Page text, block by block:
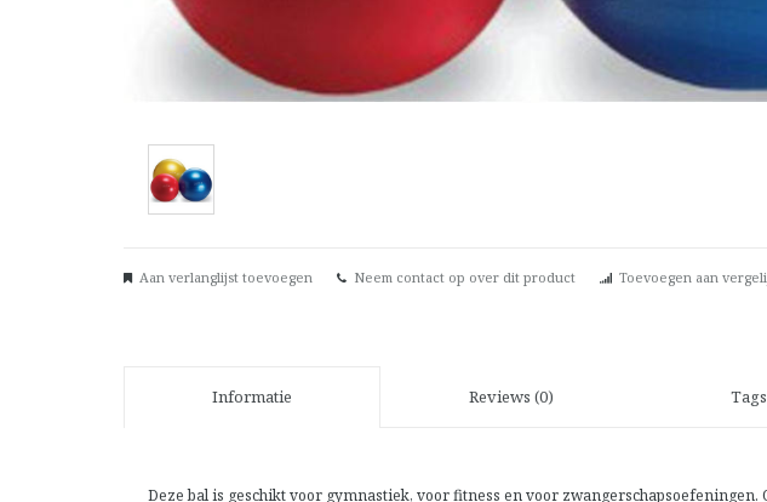
Aan verlanglijst toevoegen Neem contact op over dit product Toevoegen aan
Informatie Reviews (0) Tags
Deze bal is geschikt voor gymnastiek, voor fitness en voor zwangerschapsoefeningen.